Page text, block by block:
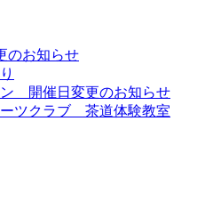
お知らせ
開催日変更のお知らせ
ツクラブ 茶道体験教室